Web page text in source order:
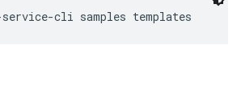
service-cli samples templates